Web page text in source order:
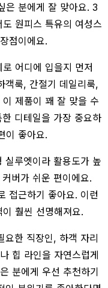
은 분에게 잘 맞아요. 3
원피스 특유의 여성스
점이에요.
어디에 입을지 먼저
객룩, 간절기 데일리룩,
제품이 꽤 잘 맞을 수
디테일을 가장 중요하
이 좋아요.
루엣이라 활용도가 높
버가 쉬운 편이에요.
접근하기 좋아요. 이런
훨씬 선명해져요.
요한 직장인, 하객 자리
힙 라인을 자연스럽게
분에게 우선 추천하기